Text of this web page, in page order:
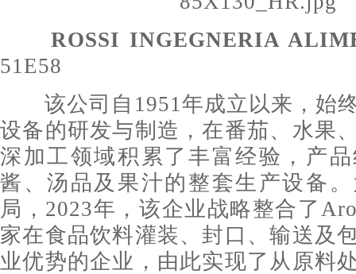
ROSSI INGEGNERIA
51E58
该公司自1951年成立以来，始
设备的研发与制造，在番茄、水果
深加工领域积累了丰富经验，产
酱、汤品及果汁的整套生产设备
局，2023年，该企业战略整合了
家在食品饮料灌装、封口、输送及
业优势的企业，由此实现了从原料